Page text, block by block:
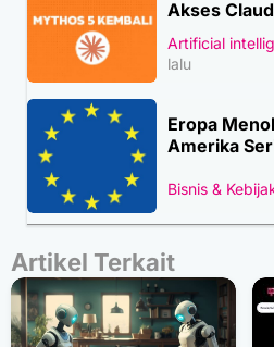
Akses
Artificial
lalu
Eropa
Amerika
Bisnis &
Artikel Terkait